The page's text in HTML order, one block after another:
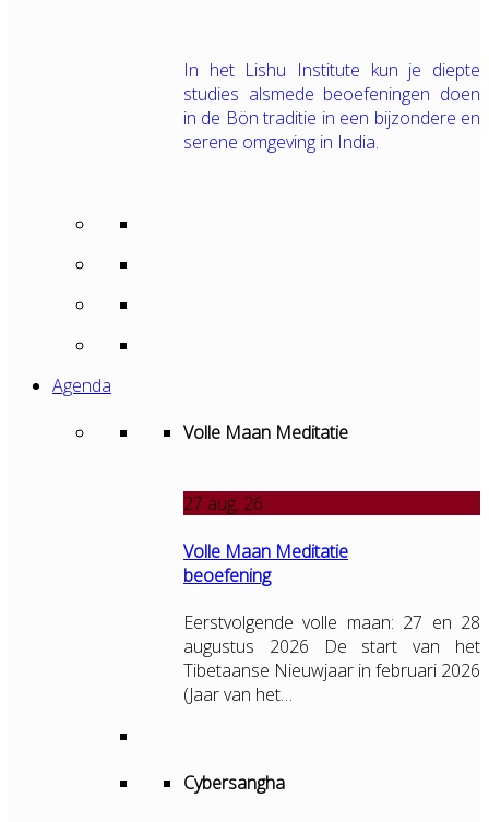
In het Lishu Institute kun je diepte
studies alsmede beoefeningen doen
in de Bön traditie in een bijzondere en
serene omgeving in India.
Agenda
Volle Maan Meditatie
27 aug, 26
Volle Maan Meditatie
beoefening
Eerstvolgende volle maan: 27 en 28
augustus 2026 De start van het
Tibetaanse Nieuwjaar in februari 2026
(Jaar van het…
Cybersangha